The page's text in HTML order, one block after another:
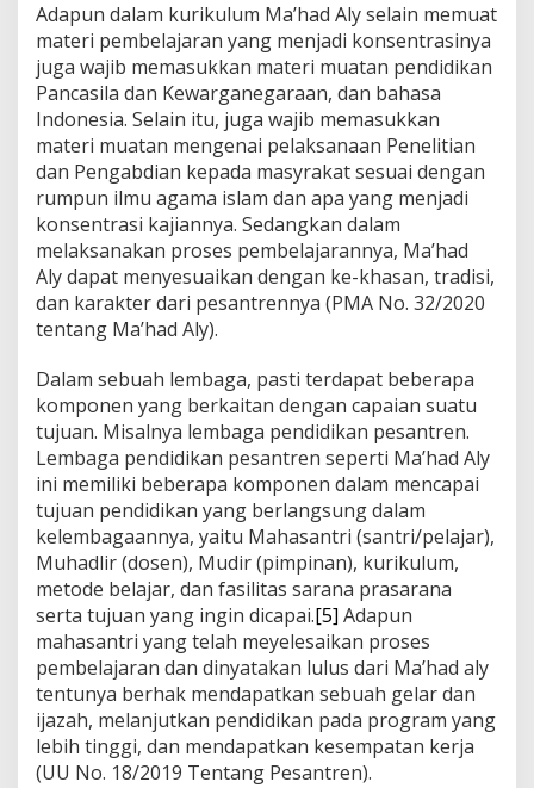
Adapun dalam kurikulum Ma’had Aly selain memuat
materi pembelajaran yang menjadi konsentrasinya
juga wajib memasukkan materi muatan pendidikan
Pancasila dan Kewarganegaraan, dan bahasa
Indonesia. Selain itu, juga wajib memasukkan
materi muatan mengenai pelaksanaan Penelitian
dan Pengabdian kepada masyrakat sesuai dengan
rumpun ilmu agama islam dan apa yang menjadi
konsentrasi kajiannya. Sedangkan dalam
melaksanakan proses pembelajarannya, Ma’had
Aly dapat menyesuaikan dengan ke-khasan, tradisi,
dan karakter dari pesantrennya (PMA No. 32/2020
tentang Ma’had Aly).
Dalam sebuah lembaga, pasti terdapat beberapa
komponen yang berkaitan dengan capaian suatu
tujuan. Misalnya lembaga pendidikan pesantren.
Lembaga pendidikan pesantren seperti Ma’had Aly
ini memiliki beberapa komponen dalam mencapai
tujuan pendidikan yang berlangsung dalam
kelembagaannya, yaitu Mahasantri (santri/pelajar),
Muhadlir (dosen), Mudir (pimpinan), kurikulum,
metode belajar, dan fasilitas sarana prasarana
serta tujuan yang ingin dicapai.[5] Adapun
mahasantri yang telah meyelesaikan proses
pembelajaran dan dinyatakan lulus dari Ma’had aly
tentunya berhak mendapatkan sebuah gelar dan
ijazah, melanjutkan pendidikan pada program yang
lebih tinggi, dan mendapatkan kesempatan kerja
(UU No. 18/2019 Tentang Pesantren).